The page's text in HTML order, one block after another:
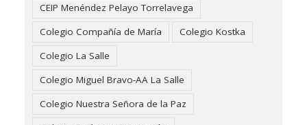
CEIP Menéndez Pelayo Torrelavega
Colegio Compañía de María
Colegio Kostka
Colegio La Salle
Colegio Miguel Bravo-AA La Salle
Colegio Nuestra Señora de la Paz